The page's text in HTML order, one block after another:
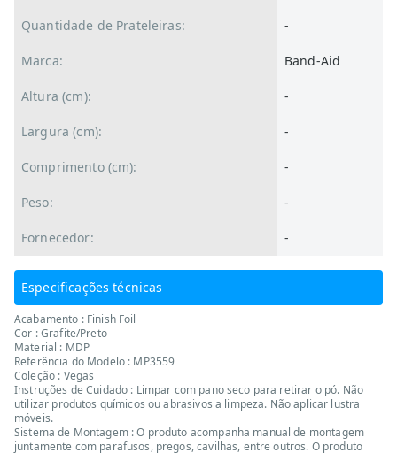
Quantidade de Prateleiras: -
Marca: Band-Aid
Altura (cm): -
Largura (cm): -
Comprimento (cm): -
Peso: -
Fornecedor: -
Especificações técnicas
Acabamento : Finish Foil
Cor : Grafite/Preto
Material : MDP
Referência do Modelo : MP3559
Coleção : Vegas
Instruções de Cuidado : Limpar com pano seco para retirar o pó. Não
utilizar produtos químicos ou abrasivos a limpeza. Não aplicar lustra
móveis.
Sistema de Montagem : O produto acompanha manual de montagem
juntamente com parafusos, pregos, cavilhas, entre outros. O produto